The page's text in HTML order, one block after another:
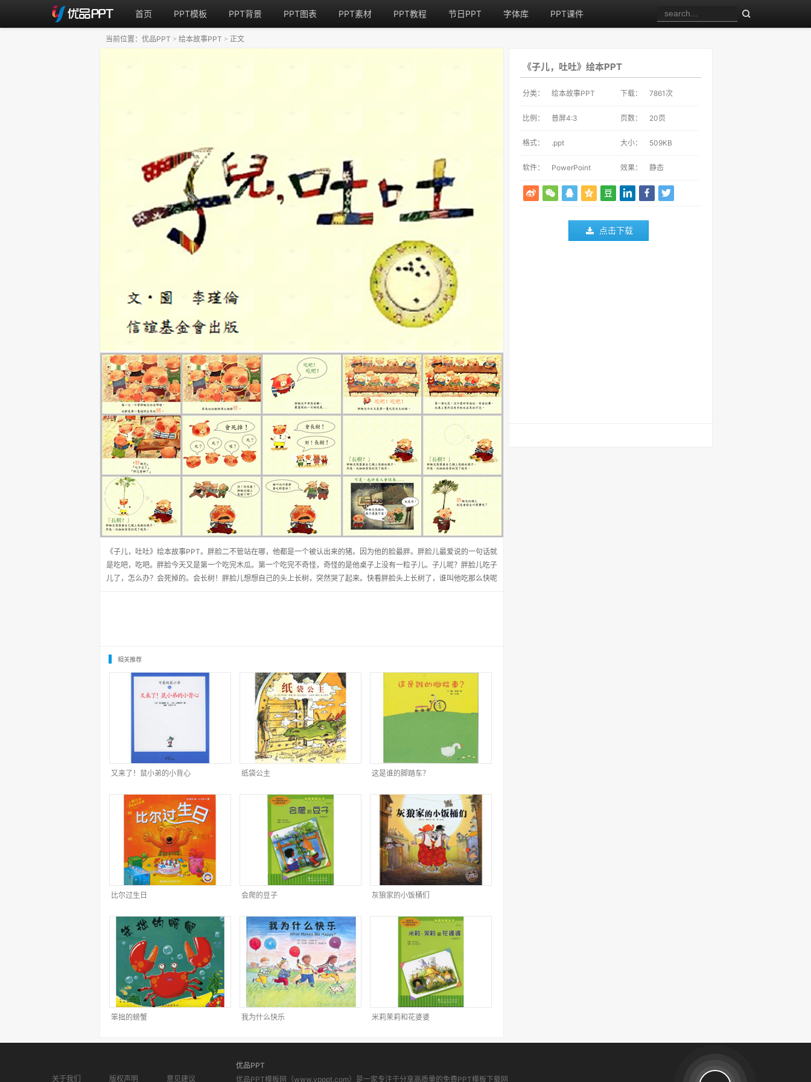
首页 PPT模板 PPT背景 PPT图表 PPT素材 PPT教程 节日PPT 字体库 PPT课件
《子儿，吐吐》绘本PPT
分类： 绘本故事PPT 下载： 7861次
比例： 普屏4:3 页数： 20页
格式： .ppt 大小： 509KB
软件： PowerPoint 效果： 静态
点击下载
《子儿，吐吐》绘本故事PPT。胖脸二不管站在哪，他都是一个被认出来的猪。因为他的脸最胖。胖脸儿最爱说的一句话就
是吃吧，吃吧。胖脸今天又是第一个吃完木瓜。第一个吃完不奇怪，奇怪的是他桌子上没有一粒子儿。子儿呢？胖脸儿吃子
儿了，怎么办？会死掉的。会长树！胖脸儿想想自己的头上长树，突然哭了起来。快看胖脸头上长树了，谁叫他吃那么快呢
当前位置： 优品PPT > 绘本故事PPT > 正文
相关推荐
又来了！鼠小弟的小背心 纸袋公主 这是谁的脚踏车？
比尔过生日 会爬的豆子 灰狼家的小饭桶们
笨拙的螃蟹 我为什么快乐 米莉茉莉和花婆婆
关于我们 版权声明 意见建议
优品PPT
优品PPT模板网（www.ypppt.com）是一家专注于分享高质量的免费PPT模板下载网